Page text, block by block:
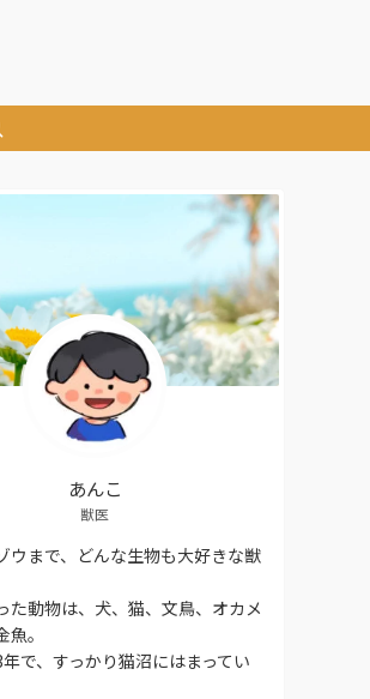
あんこ
獣医
ウまで、どんな生物も大好きな獣
た動物は、犬、猫、文鳥、オカメ
。
で、すっかり猫沼にはまってい